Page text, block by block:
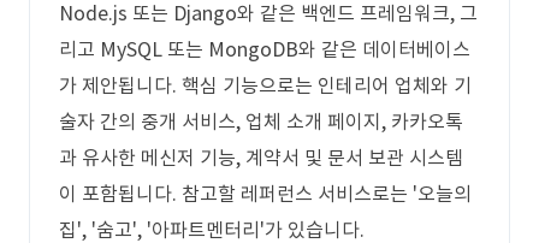
Node.js 또는 Django와 같은 백엔드 프레임워크, 그
리고 MySQL 또는 MongoDB와 같은 데이터베이스
가 제안됩니다. 핵심 기능으로는 인테리어 업체와 기
술자 간의 중개 서비스, 업체 소개 페이지, 카카오톡
과 유사한 메신저 기능, 계약서 및 문서 보관 시스템
이 포함됩니다. 참고할 레퍼런스 서비스로는 '오늘의
집', '숨고', '아파트멘터리'가 있습니다.